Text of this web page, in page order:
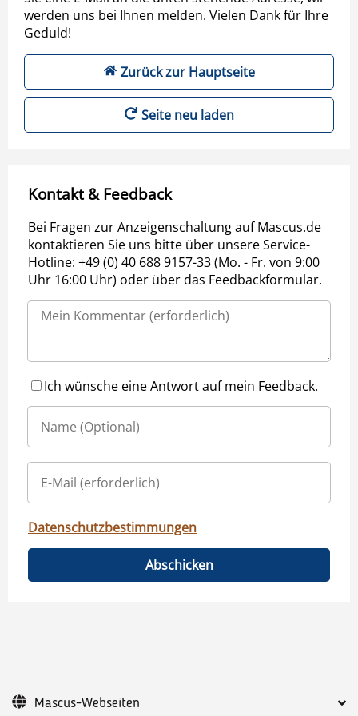
werden uns bei Ihnen melden. Vielen Dank für Ihre
Geduld!
Zurück zur Hauptseite
Seite neu laden
Kontakt & Feedback
Bei Fragen zur Anzeigenschaltung auf Mascus.de
kontaktieren Sie uns bitte über unsere Service-
Hotline: +49 (0) 40 688 9157-33 (Mo. - Fr. von 9:00
Uhr 16:00 Uhr) oder über das Feedbackformular.
Ich wünsche eine Antwort auf mein Feedback.
Datenschutzbestimmungen
Abschicken
Mascus-Webseiten